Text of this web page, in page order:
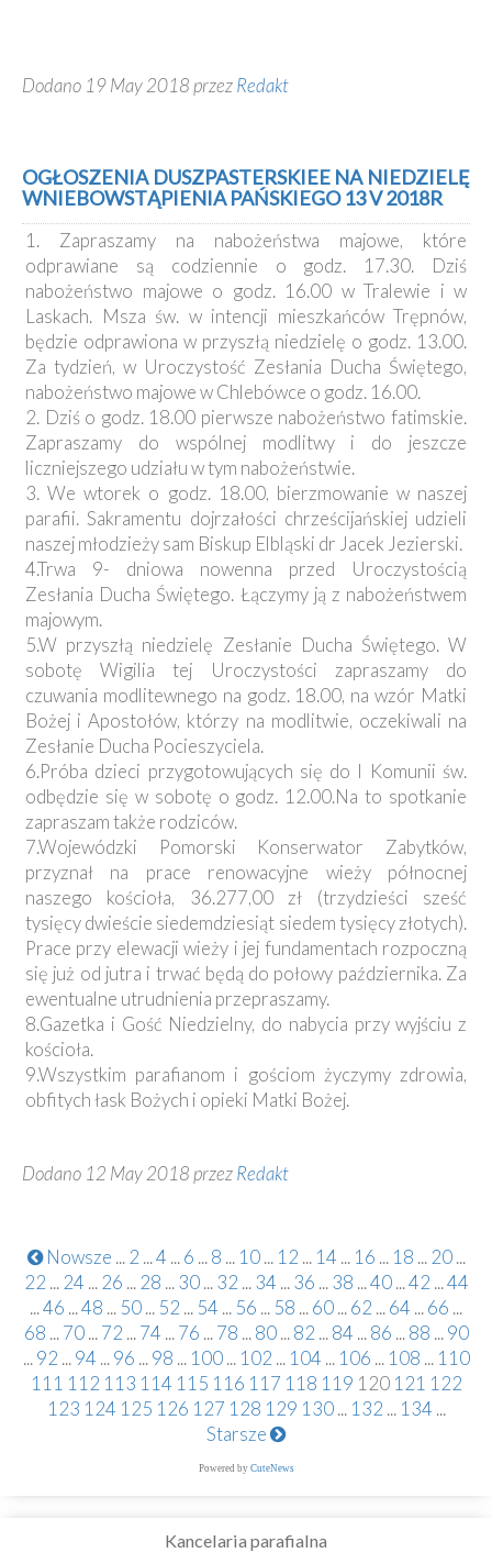
Dodano 19 May 2018 przezRedakt
OGŁOSZENIA DUSZPASTERSKIEE NA NIEDZIELĘ
WNIEBOWSTĄPIENIA PAŃSKIEGO 13 V 2018R
1. Zapraszamy na nabożeństwa majowe, które
odprawiane są codziennie o godz. 17.30. Dziś
nabożeństwo majowe o godz. 16.00 w Tralewie i w
Laskach. Msza św. w intencji mieszkańców Trępnów,
będzie odprawiona w przyszłą niedzielę o godz. 13.00.
Za tydzień, w Uroczystość Zesłania Ducha Świętego,
nabożeństwo majowe w Chlebówce o godz. 16.00.
2. Dziś o godz. 18.00 pierwsze nabożeństwo fatimskie.
Zapraszamy do wspólnej modlitwy i do jeszcze
liczniejszego udziału w tym nabożeństwie.
3. We wtorek o godz. 18.00, bierzmowanie w naszej
parafii. Sakramentu dojrzałości chrześcijańskiej udzieli
naszej młodzieży sam Biskup Elbląski dr Jacek Jezierski.
4.Trwa 9- dniowa nowenna przed Uroczystością
Zesłania Ducha Świętego. Łączymy ją z nabożeństwem
majowym.
5.W przyszłą niedzielę Zesłanie Ducha Świętego. W
sobotę Wigilia tej Uroczystości zapraszamy do
czuwania modlitewnego na godz. 18.00, na wzór Matki
Bożej i Apostołów, którzy na modlitwie, oczekiwali na
Zesłanie Ducha Pocieszyciela.
6.Próba dzieci przygotowujących się do I Komunii św.
odbędzie się w sobotę o godz. 12.00.Na to spotkanie
zapraszam także rodziców.
7.Wojewódzki Pomorski Konserwator Zabytków,
przyznał na prace renowacyjne wieży północnej
naszego kościoła, 36.277,00 zł (trzydzieści sześć
tysięcy dwieście siedemdziesiąt siedem tysięcy złotych).
Prace przy elewacji wieży i jej fundamentach rozpoczną
się już od jutra i trwać będą do połowy października. Za
ewentualne utrudnienia przepraszamy.
8.Gazetka i Gość Niedzielny, do nabycia przy wyjściu z
kościoła.
9.Wszystkim parafianom i gościom życzymy zdrowia,
obfitych łask Bożych i opieki Matki Bożej.
Dodano 12 May 2018 przezRedakt
Nowsze ... 2 ...4 ... 6 ... 8 ... 10 ... 12 ... 14 ... 16 ... 18 ... 20 ...
22 ... 24 ... 26 ... 28 ... 30 ... 32 ... 34 ... 36 ... 38 ...40 ...42 ...44
...46 ...48 ... 50... 52 ... 54 ... 56 ... 58 ...60...62 ...64 ...66 ...
68 ... 70 ... 72 ... 74 ... 76 ... 78 ... 80 ... 82 ... 84 ... 86 ... 88 ... 90
... 92 ... 94 ... 96 ... 98 ... 100 ... 102 ... 104 ... 106 ... 108 ... 110
111 112 113 114 115 116 117 118 119 120 121 122
123 124 125 126 127 128 129 130 ... 132 ... 134 ...
Starsze
Powered by CuteNews
Kancelaria parafialna